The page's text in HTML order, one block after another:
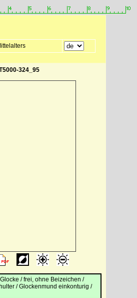
324_95
/ frei, ohne Beizeichen /
/ Glockenmund einkonturig /